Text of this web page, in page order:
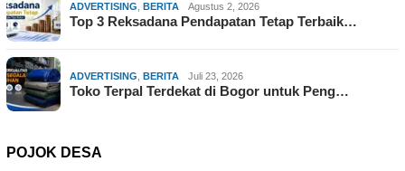
ADVERTISING, BERITA Agustus 2, 2026
Top 3 Reksadana Pendapatan Tetap Terbaik…
ADVERTISING, BERITA Juli 23, 2026
Toko Terpal Terdekat di Bogor untuk Peng…
POJOK DESA